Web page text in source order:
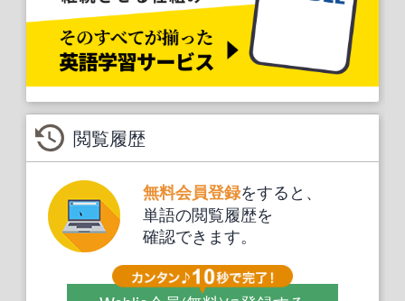
閲覧履歴
無料会員登録をすると、
単語の閲覧履歴を
確認できます。